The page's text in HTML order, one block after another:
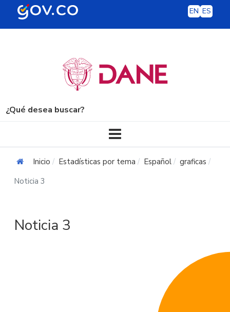
EN ES
¿Qué desea buscar?
Inicio Estadísticas por tema Español
graficas
Noticia 3
Noticia 3